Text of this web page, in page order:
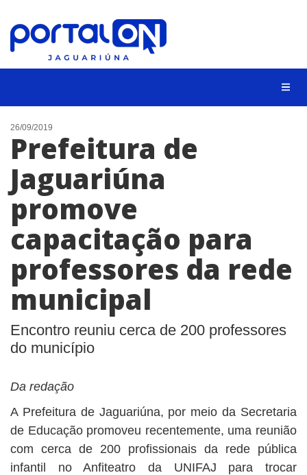
NOTÍCIAS
LISTA DIGITAL
CONTATO
ANUNCIE
BUSCAR
26/09/2019
Prefeitura de
Jaguariúna
promove
capacitação para
professores da rede
municipal
Encontro reuniu cerca de 200 professores
do município
Da redação
A Prefeitura de Jaguariúna, por meio da Secretaria
de Educação promoveu recentemente, uma reunião
com cerca de 200 profissionais da rede pública
infantil no Anfiteatro da UNIFAJ para trocar